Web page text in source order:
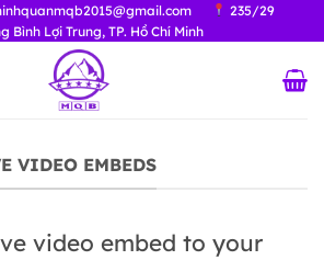
235/29
Bình Lợi Trung, TP. Hồ Chí Minh
VIDEO EMBEDS
video embed to your